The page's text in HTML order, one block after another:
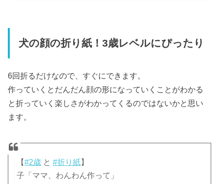
犬の顔の折り紙！3歳レベルにぴったり
6回折るだけなので、すぐにできます。
作っていくとだんだん顔の形になっていくことがわかる
と折っていく楽しさがわかってくるのではないかと思い
ます。
【#2歳 と#折り紙】
子「ママ、わんわん作って」